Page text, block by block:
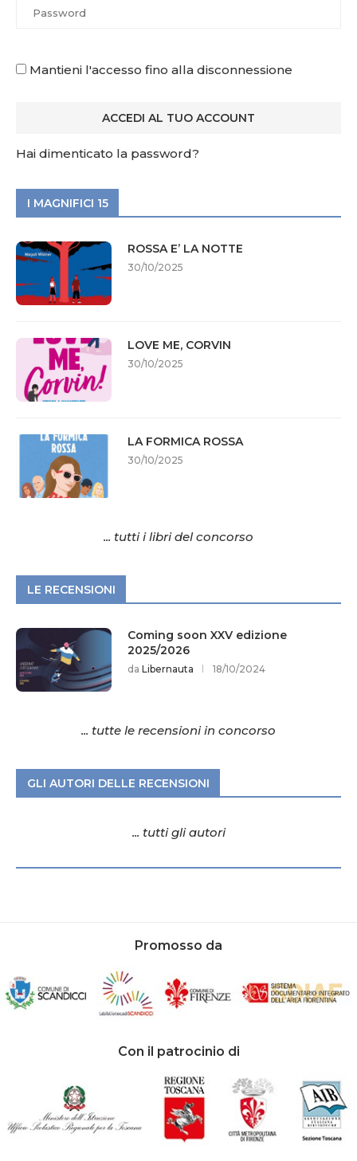
Mantieni l'accesso fino alla disconnessione
Hai dimenticato la password?
I MAGNIFICI 15
ROSSA E’ LA NOTTE
30/10/2025
LOVE ME, CORVIN
30/10/2025
LA FORMICA ROSSA
30/10/2025
... tutti i libri del concorso
LE RECENSIONI
Coming soon XXV edizione
2025/2026
da Libernauta 18/10/2024
... tutte le recensioni in concorso
GLI AUTORI DELLE RECENSIONI
... tutti gli autori
Promosso da
Con il patrocinio di